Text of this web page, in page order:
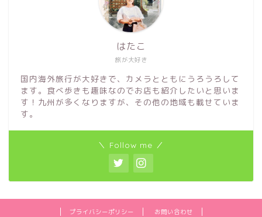
旅が大好き
はたこ
国内海外旅行が大好きで、カメラとともにうろうろして
ます。食べ歩きも趣味なのでお店も紹介したいと思いま
す！九州が多くなりますが、その他の地域も載せていま
す。
＼ Follow me ／
プライバシーポリシー お問い合わせ